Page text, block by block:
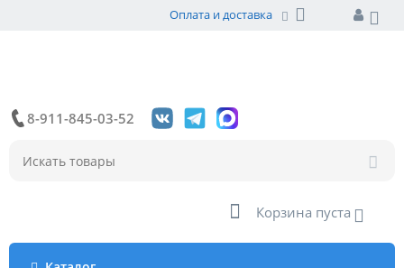
Оплата и доставка
8-911-845-03-52
Корзина пуста